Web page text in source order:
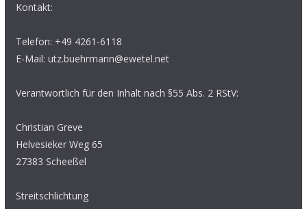
Kontakt:
Telefon: +49 4261-6118
E-Mail: utz.buehrmann@ewetel.net
Verantwortlich für den Inhalt nach §55 Abs. 2 RStV:
Christian Greve
Helvesieker Weg 65
27383 Scheeßel
Streitschlichtung